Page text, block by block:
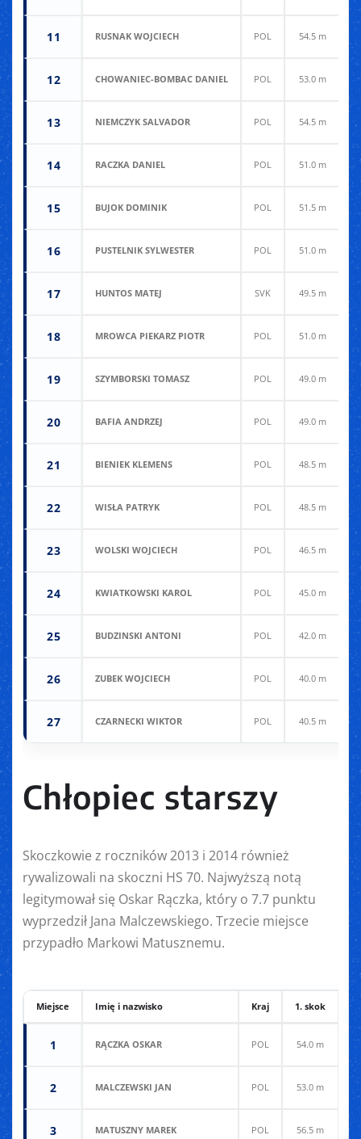
11 RUSNAK WOJCIECH POL 54.5 m
12 CHOWANIEC-BOMBAC DANIEL POL 53.0 m
13 NIEMCZYK SALVADOR POL 54.5 m
14 RACZKA DANIEL POL 51.0 m
15 BUJOK DOMINIK POL 51.5 m
16 PUSTELNIK SYLWESTER POL 51.0 m
17 HUNTOS MATEJ SVK 49.5 m
18 MROWCA PIEKARZ PIOTR POL 51.0 m
19 SZYMBORSKI TOMASZ POL 49.0 m
20 BAFIA ANDRZEJ POL 49.0 m
21 BIENIEK KLEMENS POL 48.5 m
22 WISŁA PATRYK POL 48.5 m
23 WOLSKI WOJCIECH POL 46.5 m
24 KWIATKOWSKI KAROL POL 45.0 m
25 BUDZINSKI ANTONI POL 42.0 m
26 ZUBEK WOJCIECH POL 40.0 m
27 CZARNECKI WIKTOR POL 40.5 m
Chłopiec starszy
Skoczkowie z roczników 2013 i 2014 również
rywalizowali na skoczni HS 70. Najwyższą notą
legitymował się Oskar Rączka, który o 7.7 punktu
wyprzedził Jana Malczewskiego. Trzecie miejsce
przypadło Markowi Matusznemu.
Miejsce Imię i nazwisko Kraj 1. skok
1 RĄCZKA OSKAR POL 54.0 m
2 MALCZEWSKI JAN POL 53.0 m
3 MATUSZNY MAREK POL 56.5 m